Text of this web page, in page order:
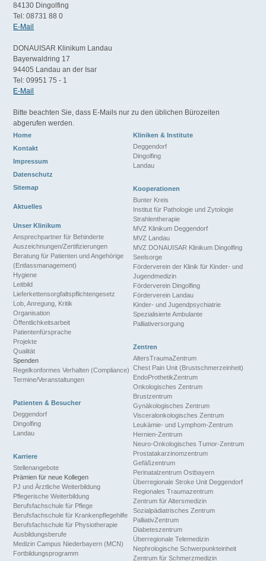
84130 Dingolfing
Tel: 08731 88 0
E-Mail
DONAUISAR Klinikum Landau
Bayerwaldring 17
94405 Landau an der Isar
Tel: 09951 75 - 1
E-Mail
Bitte beachten Sie, dass E-Mails nur zu den üblichen Bürozeiten
abgerufen werden.
Home
Kontakt
Impressum
Datenschutz
Sitemap
Aktuelles
Unser Klinikum
Ansprechpartner für Behinderte
Auszeichnungen/Zertifizierungen
Beratung für Patienten und Angehörige
(Entlassmanagement)
Hygiene
Leitbild
Lieferkettensorgfaltspflichtengesetz
Lob, Anregung, Kritik
Organisation
Öffentlichkeitsarbeit
Patientenfürsprache
Projekte
Qualität
Spenden
Regelkonformes Verhalten (Compliance)
Termine/Veranstaltungen
Kliniken & Institute
Deggendorf
Dingolfing
Landau
Kooperationen
Bunter Kreis
Institut für Pathologie und Zytologie
Strahlentherapie
MVZ Klinikum Deggendorf
MVZ Landau
MVZ DONAUISAR Klinikum Dingolfing
Seelsorge
Förderverein der Klinik für Kinder- und
Jugendmedizin
Förderverein Dingolfing
Förderverein Landau
Kinder- und Jugendpsychiatrie
Spezialisierte Ambulante
Palliativersorgung
Zentren
AltersTraumaZentrum
Chest Pain Unit (Brustschmerzeinheit)
EndoProthetikZentrum
Onkologisches Zentrum
Brustzentrum
Gynäkologisches Zentrum
Visceralonkologisches Zentrum
Leukämie- und Lymphom-Zentrum
Hernien-Zentrum
Neuro-Onkologisches Tumor-Zentrum
Prostatakarzinomzentrum
Gefäßzentrum
Perinatalzentrum Ostbayern
Überregionale Stroke Unit Deggendorf
Regionales Traumazentrum
Zentrum für Altersmedizin
Sozialpädiatrisches Zentrum
PalliativZentrum
Diabeteszentrum
Überregionale Telemedizin
Nephrologische Schwerpunkteinheit
Zentrum für Schmerzmedizin
Patienten & Besucher
Deggendorf
Dingolfing
Landau
Karriere
Stellenangebote
Prämien für neue Kollegen
PJ und Ärztliche Weiterbildung
Pflegerische Weiterbildung
Berufsfachschule für Pflege
Berufsfachschule für Krankenpflegehilfe
Berufsfachschule für Physiotherapie
Ausbildungsberufe
Medizin Campus Niederbayern (MCN)
Fortbildungsprogramm